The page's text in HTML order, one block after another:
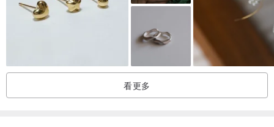
本件為矽膠耳夾，無法改其他款式針夾。
天河石、東陵玉、蛋白石、金屬等。
看更多